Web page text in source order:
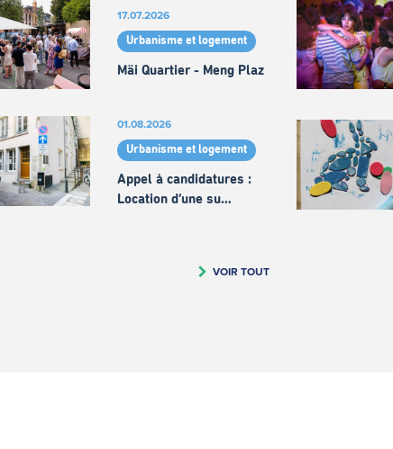
17.07.2026
Urbanisme et logement
Mäi Quartier - Meng Plaz
01.08.2026
Urbanisme et logement
Appel à candidatures :
Location d’une su…
VOIR TOUT